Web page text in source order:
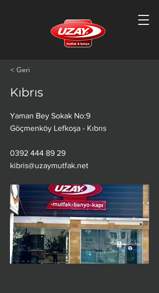
< Geri
Kıbrıs
Yaman Bey Sokak No:9
Göçmenköy Lefkoşa - Kıbrıs
0392 444 89 29
kibris@uzaymutfak.net